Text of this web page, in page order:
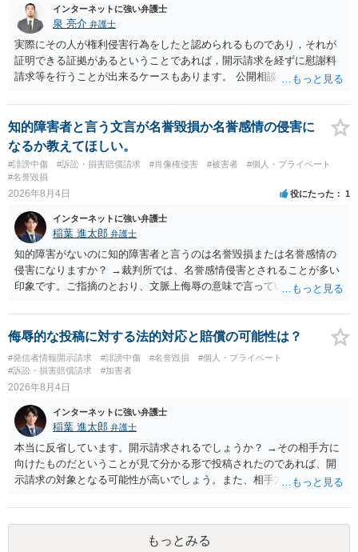
められない場合があり何ともいえないところでしょう。
インターネットに強い弁護士
泉 亮介 弁護士
実際にその人が権利侵害行為をしたと認められるものであり，それが
証明できる証拠があるということであれば，開示請求を経ずに慰謝料
請求等を行うことが出来るケースもあります。 公開相談の場では回答
に個別に相談されると良いでしょう。
知的障害者と言う文言が名誉毀損か名誉感情の侵害に
なるか教えてほしい。
#誹謗中傷 #訴訟・損害賠償請求 #肖像権侵害 #被害者
#個人・プライベート
#名誉毀損
2026年8月4日 役にたった 1
インターネットに強い弁護士
稲葉 進太郎 弁護士
知的障害がないのに知的障害者と言うのは名誉毀損または名誉感情の
侵害になりますか？ →裁判所では、名誉感情侵害とされることが多い
印象です。ご指摘のとおり、文脈上侮辱の意味で言っている点も加味
侮辱的な投稿に対する法的対応と賠償の可能性は？
#発信者情報開示請求 #誹謗中傷 #名誉毀損
#個人・プライベート
#訴訟・損害賠償請求
#加害者
2026年8月4日
インターネットに強い弁護士
稲葉 進太郎 弁護士
本当に反省しています。開示請求されるでしょうか？ →その相手方に
向けたものだということが見て分かる形で投稿されたのであれば、開
示請求の対象となる可能性が高いでしょう。また、相手方の投稿した
と存じます。発信者情報開示請求が進むと、投稿に使った回線の契約
者のところに、意見照会がなされます。アカウント情報開示の場合
は、アカウントの登録メールに意見照会がなされます。 また、された
もっとみる